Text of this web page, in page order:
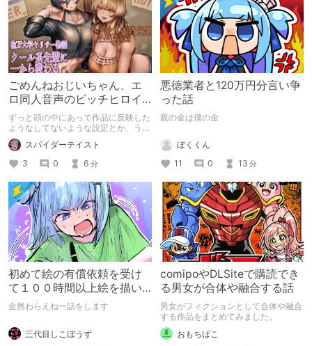
ごめんねおじいちゃん、エ
ロ同人音声のビッチヒロイ
ンに名前使って～過去作品
コンセプトを思い出そう～
ずっと頭の中にあって作品に反映した
ようなしてないような設定とか、うち
のヒロイン達の名づけの法則とかを頭
の中の映●研の金●さんに「そこにあ
っちゃいけねえんだよ」といわれたの
でとりあえず垂れ流します。
スパイダーテイスト
3
0 6 分
悪徳業者と120万円分言い争
った話
親の金は僕の金
ぼくくん
11
0 13 分
初めて絵の有償依頼を受け
て１００時間以上絵を描い
た話
全然わらえねー話をします
三代目しこぼうず
comipoやDLSiteで購読でき
る男女が合体や融合する話
男女がフィクションとして合体や融合
する作品をまとめてみました。
おもちばこ